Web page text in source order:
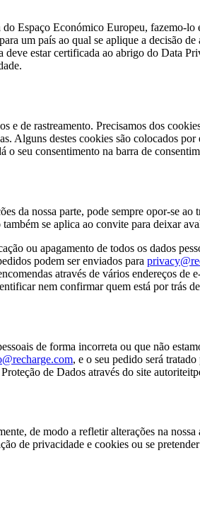
Espaço Económico Europeu,
um país ao qual se aplique a decisão
deve estar certificada ao abrigo do Data
e de rastreamento. Precisamos dos
Alguns destes cookies são colocados
o seu consentimento na barra de
da nossa parte, pode sempre opor-se
se aplica ao convite para deixar
ou apagamento de todos os dados
podem ser enviados para
através de vários endereços
nem confirmar quem está por trás
de forma incorreta ou que não
, e o seu pedido será
de Dados através do site
de modo a refletir alterações na
de privacidade e cookies ou se